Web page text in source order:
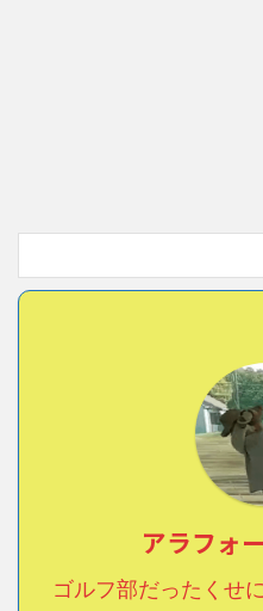
アラフォ
ゴルフ部だったくせ